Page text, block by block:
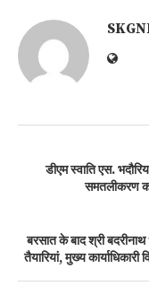
डीएम स्वाति एस.
समतलीकरण
बरसात के बाद श्री बदरीनाथ
तैयारियां, मुख्य